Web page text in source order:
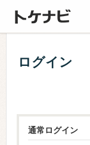
ログイン
通常ログイン